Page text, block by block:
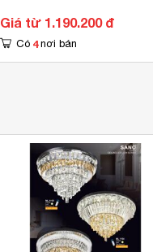
Giá từ 1.190.200 đ
Có 4 nơi bán